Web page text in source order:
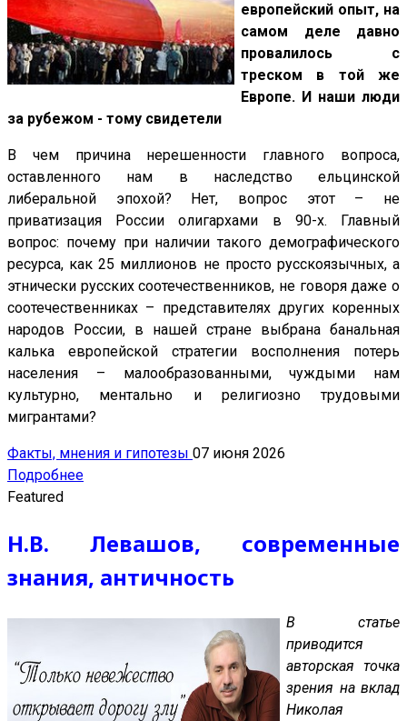
европейский опыт, на
самом деле давно
провалилось с
треском в той же
Европе. И наши люди
за рубежом - тому свидетели
В чем причина нерешенности главного вопроса,
оставленного нам в наследство ельцинской
либеральной эпохой? Нет, вопрос этот – не
приватизация России олигархами в 90-х. Главный
вопрос: почему при наличии такого демографического
ресурса, как 25 миллионов не просто русскоязычных, а
этнически русских соотечественников, не говоря даже о
соотечественниках – представителях других коренных
народов России, в нашей стране выбрана банальная
калька европейской стратегии восполнения потерь
населения – малообразованными, чуждыми нам
культурно, ментально и религиозно трудовыми
мигрантами?
Факты, мнения и гипотезы 07 июня 2026
Подробнее
Featured
Н.В. Левашов, современные
знания, античность
В статье
приводится
авторская точка
зрения на вклад
Николая